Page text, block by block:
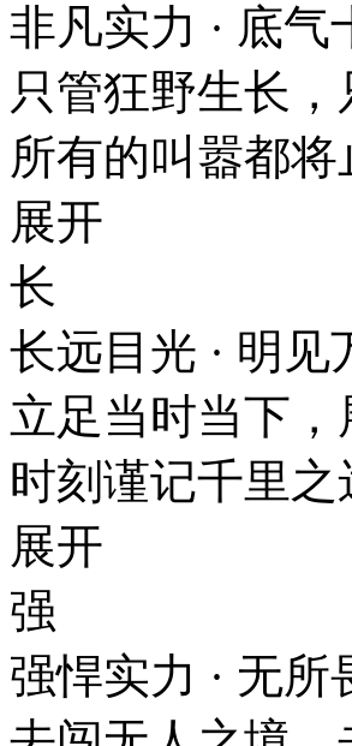
非凡实力 · 底气
只管狂野生长
所有的叫嚣都
展开
长
长远目光 · 明见
立足当时当下
时刻谨记千里
展开
强
强悍实力 · 无所